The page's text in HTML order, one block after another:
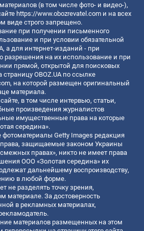
(в том числе фото- и видео-),
https://www.obozrevatel.com и на всех
виде строго запрещено.
при получении письменного
и при условии обязательной
а для интернет-изданий - при
разрешения на их использование и при
прямой, открытой для поисковых
OBOZ.UA по ссылке
, на которой размещен оригинальный
материала.
в том числе интервью, статьи,
произведения журналистов
имущественные права на которые
середина».
Getty Images редакция
защищаемые законом Украины
правах», никто не имеет права
ООО «Золотая середина» их
дальнейшему воспроизводству,
в любой форме.
не разделять точку зрения,
материале. За достоверность
в рекламных материалах,
материалов размещенных на этом